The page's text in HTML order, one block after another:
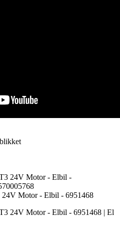
24V Motor - Elbil - 6951468